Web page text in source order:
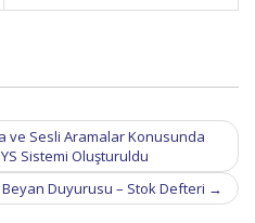
ve Sesli Aramalar Konusunda
Sistemi Oluşturuldu
Duyurusu – Stok Defteri →